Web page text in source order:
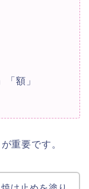
額」
重要です。